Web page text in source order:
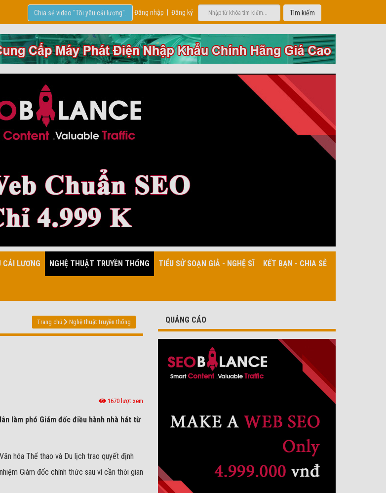
Đăng nhập Đăng ký
Chia sẻ video "Tôi yêu cải lương".
CẢI LƯƠNG NGHỆ THUẬT TRUYỀN THỐNG TIỂU SỬ SOẠN GIẢ - NGHỆ SĨ KẾT BẠN - CHIA SẺ
Trang chủ Nghệ thuật truyền thống
1670 lượt xem
làm phó Giám đốc điều hành nhà hát từ
hóa Thể thao và Du lịch trao quyết định
Giám đốc chính thức sau vì cần thời gian
QUẢNG CÁO